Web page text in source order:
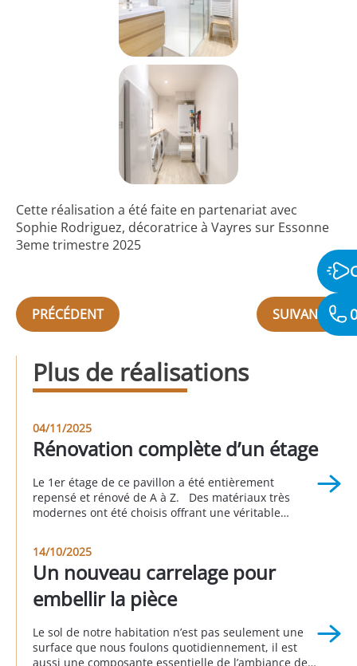
Cette réalisation a été faite en partenariat avec
Sophie Rodriguez, décoratrice à Vayres sur Essonne
3eme trimestre 2025
PRÉCÉDENT SUIVANT
Plus de réalisations
04/11/2025
Rénovation complète d’un étage
Le 1er étage de ce pavillon a été entièrement
repensé et rénové de A à Z. Des matériaux très
modernes ont été choisis offrant une véritable
rendu global de ce projet. Réalisation à Longjumeau
au 3eme trimestre 2025
14/10/2025
Un nouveau carrelage pour
embellir la pièce
Le sol de notre habitation n’est pas seulement une
surface que nous foulons quotidiennement, il est
aussi une composante essentielle de l’ambiance de